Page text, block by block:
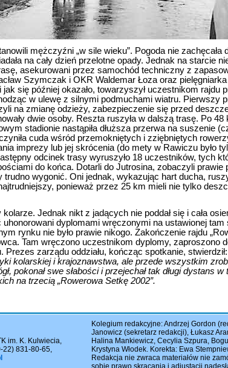
mężczyźni „w sile wieku”. Pogoda nie zachęcała
na cały dzień przelotne opady. Jednak na starcie
asekurowani przez samochód techniczny z
Szymczak i OKR Waldemar Łoza oraz
się później okazało, towarzyszył uczestnikom rajdu
w ulewę z silnymi podmuchami wiatru. Pierwszy
na zmianę odzieży, zabezpieczenie się przed
dwie osoby. Reszta ruszyła w dalszą trasę. Po 48
stadionie nastąpiła dłuższa przerwa na suszenie
cuda wśród przemokniętych i zziębniętych
imprezy lub jej skrócenia (do mety w Rawiczu było
odcinek trasy wyruszyło 18 uczestników, tych
do końca. Dotarli do Jutrosina, zobaczyli prawie
trudno wygonić. Oni jednak, wykazując hart ducha,
ponieważ przez 25 km mieli nie tylko
Jednak nikt z jadących nie poddał się i cała
dyplomami wręczonymi na ustawionej tam
rynku nie było prawie nikogo. Zakończenie rajdu
Tam wręczono uczestnikom dyplomy, zaproszono
Prezes zarządu oddziału, kończąc spotkanie,
kolarskiej i krajoznawstwa, ale przede wszystkim
pokonał swe słabości i przejechał tak długi dystans
na trzecią „Rowerowa Setkę 2002”.
im. K. Kulwiecia,
22) 831-80-65,
Kolegium redakcyjne: Andrzej Gordon
Janowicz (sekretarz redakcji), Łukasz
Halina Mankiewicz, Cecylia Szpura,
Krystyna Włodek. Korekta: Ewa
Redakcja nie zwraca materiałów nie
sobie prawo skracania i adiustacji